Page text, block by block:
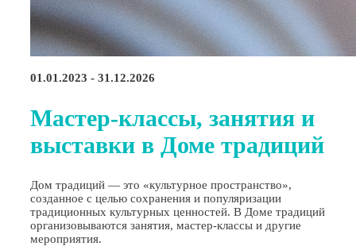
01.01.2023 - 31.12.2026
Мастер-классы, занятия и
выставки в Доме традиций
Дом традиций — это «культурное пространство»,
созданное с целью сохранения и популяризации
традиционных культурных ценностей. В Доме традиций
организовываются занятия, мастер-классы и другие
мероприятия.